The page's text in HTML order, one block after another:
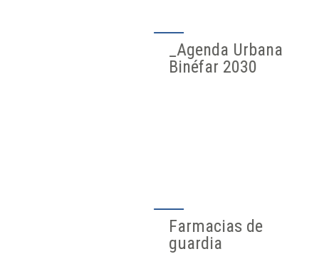
_Agenda Urbana
Binéfar 2030
Farmacias de
guardia